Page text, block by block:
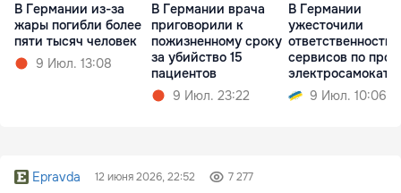
В Германии из-за
жары погибли более
пяти тысяч человек
9 Июл. 13:08
В Германии врача
приговорили к
пожизненному сроку
за убийство 15
пациентов
9 Июл. 23:22
В Германии
ужесточили
ответственность
сервисов по
9 Июл. 10:06
Epravda 12 июня 2026, 22:52 7 277